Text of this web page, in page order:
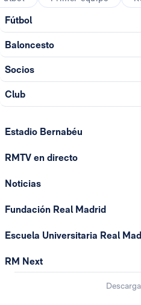
Fútbol
Baloncesto
Socios
Club
Estadio Bernabéu
RMTV en directo
Noticias
Fundación Real Madrid
Escuela Universitaria Real
RM Next